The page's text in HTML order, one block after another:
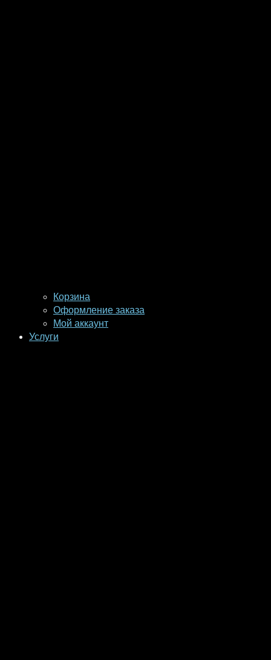
Корзина
Оформление заказа
Мой аккаунт
Услуги